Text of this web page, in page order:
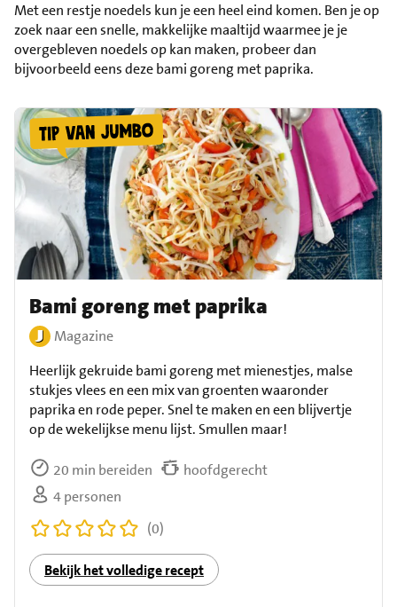
Met een restje noedels kun je een heel eind komen. Ben je op
zoek naar een snelle, makkelijke maaltijd waarmee je je
overgebleven noedels op kan maken, probeer dan
bijvoorbeeld eens deze bami goreng met paprika.
Bami goreng met paprika
Magazine
Heerlijk gekruide bami goreng met mienestjes, malse
stukjes vlees en een mix van groenten waaronder
paprika en rode peper. Snel te maken en een blijvertje
op de wekelijkse menu lijst. Smullen maar!
20 min bereiden
hoofdgerecht
4 personen
(0)
Bekijk het volledige recept